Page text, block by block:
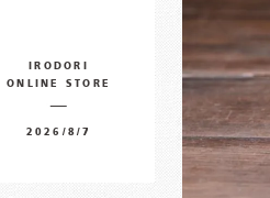
IRODORI
ONLINE STORE
2026/8/7